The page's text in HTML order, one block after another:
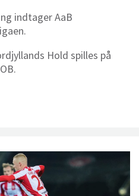
indtager AaB
Hold spilles på